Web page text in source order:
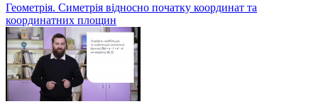
Геометрія. Симетрія відносно початку координат та
координатних площин